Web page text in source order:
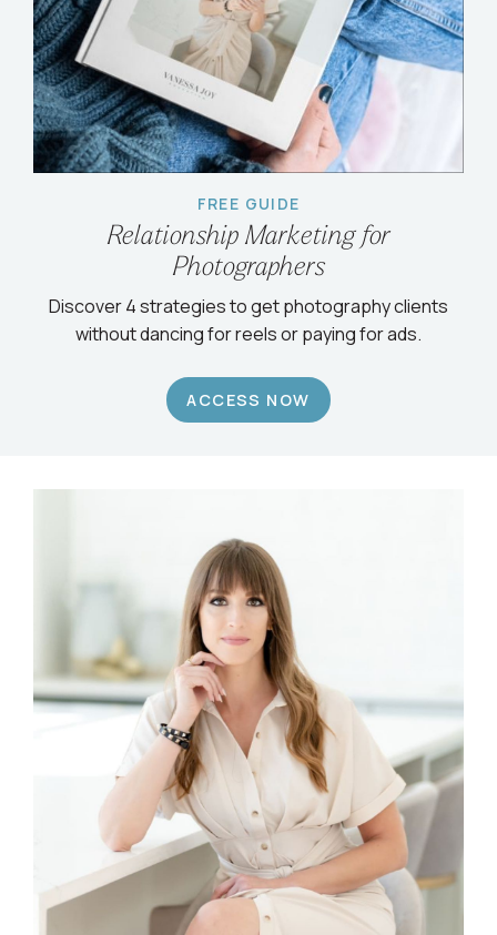
FREE GUIDE
Relationship Marketing for
Photographers
Discover 4 strategies to get photography clients
without dancing for reels or paying for ads.
ACCESS NOW